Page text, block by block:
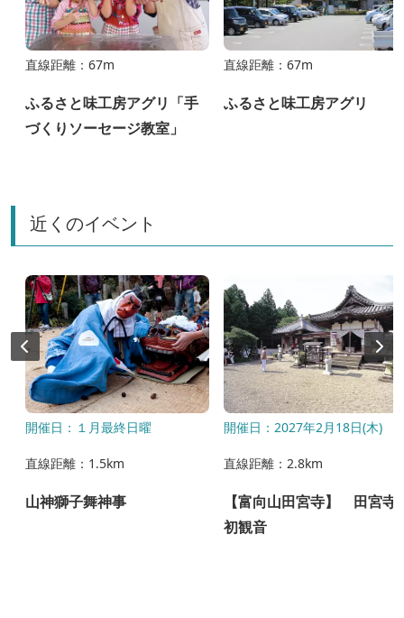
直線距離：67m
ふるさと味工房アグリ「手
づくりソーセージ教室」
直線距離：67m
ふるさと味工房アグリ
近くのイベント
開催日：１月最終日曜
直線距離：1.5km
山神獅子舞神事
開催日：2027年2月18日(木)
直線距離：2.8km
【富向山田宮寺】 田宮寺
初観音